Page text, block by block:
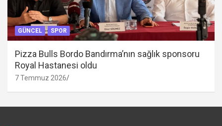
GÜNCEL SPOR
Pizza Bulls Bordo Bandırma’nın sağlık sponsoru
Royal Hastanesi oldu
7 Temmuz 2026